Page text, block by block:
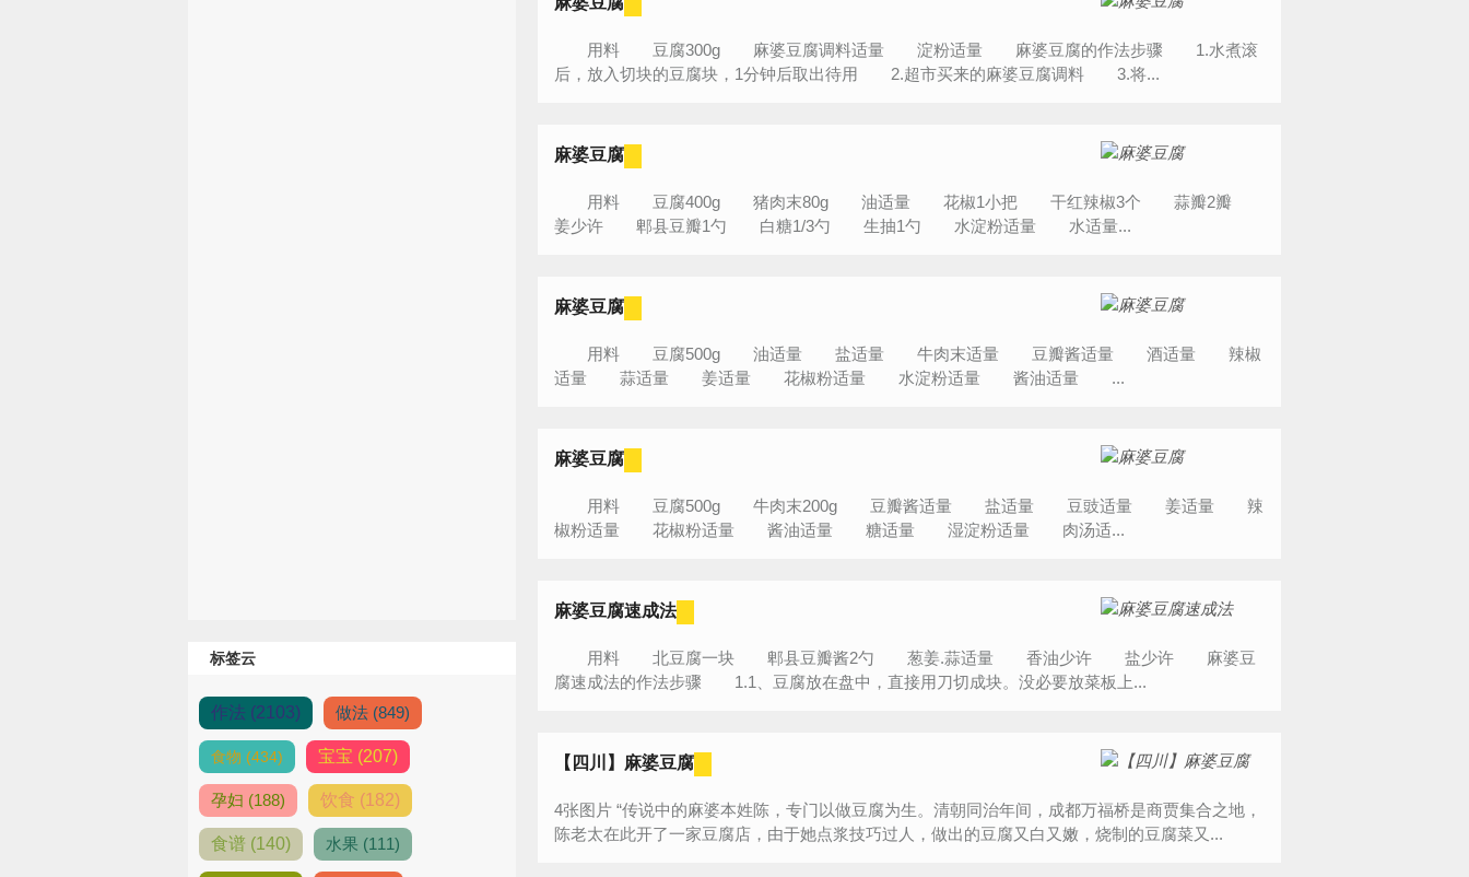
标签云
作法 (2103) 做法 (849)
食物 (434) 宝宝 (207)
孕妇 (188) 饮食 (182)
食谱 (140) 水果 (111)
用料 豆腐300g 麻婆豆腐调料适量 淀粉适量 麻婆豆腐的作法步骤 1.水煮滚
后，放入切块的豆腐块，1分钟后取出待用 2.超市买来的麻婆豆腐调料 3.将...
麻婆豆腐
用料 豆腐400g 猪肉末80g 油适量 花椒1小把 干红辣椒3个 蒜瓣2瓣
姜少许 郫县豆瓣1勺 白糖1/3勺 生抽1勺 水淀粉适量 水适量...
麻婆豆腐
用料 豆腐500g 油适量 盐适量 牛肉末适量 豆瓣酱适量 酒适量 辣椒
适量 蒜适量 姜适量 花椒粉适量 水淀粉适量 酱油适量 ...
麻婆豆腐
用料 豆腐500g 牛肉末200g 豆瓣酱适量 盐适量 豆豉适量 姜适量 辣
椒粉适量 花椒粉适量 酱油适量 糖适量 湿淀粉适量 肉汤适...
麻婆豆腐速成法
用料 北豆腐一块 郫县豆瓣酱2勺 葱姜.蒜适量 香油少许 盐少许 麻婆豆
腐速成法的作法步骤 1.1、豆腐放在盘中，直接用刀切成块。没必要放菜板上...
【四川】麻婆豆腐
4张图片 “传说中的麻婆本姓陈，专门以做豆腐为生。清朝同治年间，成都万福桥是商贾集合之地，
陈老太在此开了一家豆腐店，由于她点浆技巧过人，做出的豆腐又白又嫩，烧制的豆腐菜又...